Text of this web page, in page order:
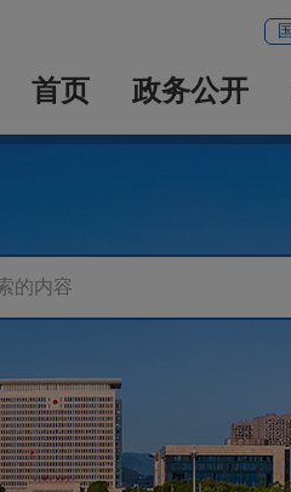
首页 政务公开